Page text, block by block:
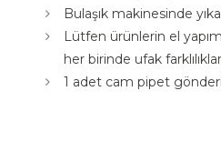
Bulaşık makinesinde
Lütfen ürünlerin el
her birinde ufak
1 adet cam pipet